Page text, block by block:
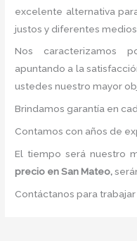
excelente alternativa
justos y diferentes
Nos caracterizamos
apuntando a la
ustedes nuestro mayor
Brindamos garantía en
Contamos con años de
El tiempo será nuestro
precio en San Mateo,
Contáctanos para